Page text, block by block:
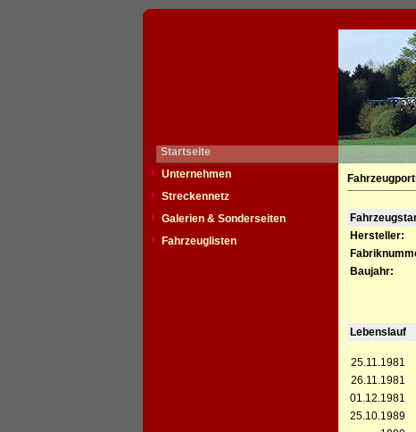
Startseite
Unternehmen
Streckennetz
Galerien & Sonderseiten
Fahrzeuglisten
Hersteller:
Baujahr:
Lebenslauf
25.11.1981
26.11.1981
01.12.1981
25.10.1989